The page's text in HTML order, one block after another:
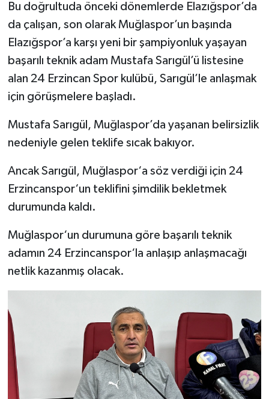
Bu doğrultuda önceki dönemlerde Elazığspor’da
da çalışan, son olarak Muğlaspor’un başında
Elazığspor’a karşı yeni bir şampiyonluk yaşayan
başarılı teknik adam Mustafa Sarıgül’ü listesine
alan 24 Erzincan Spor kulübü, Sarıgül’le anlaşmak
için görüşmelere başladı.
Mustafa Sarıgül, Muğlaspor’da yaşanan belirsizlik
nedeniyle gelen teklife sıcak bakıyor.
Ancak Sarıgül, Muğlaspor‘a söz verdiği için 24
Erzincanspor‘un teklifini şimdilik bekletmek
durumunda kaldı.
Muğlaspor‘un durumuna göre başarılı teknik
adamın 24 Erzincanspor‘la anlaşıp anlaşmacağı
netlik kazanmış olacak.